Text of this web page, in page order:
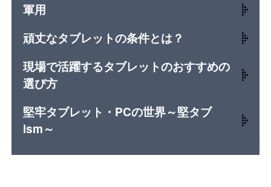
軍用
頑丈なタブレットの条件とは？
現場で活躍するタブレットのおすすめの
選び方
堅牢タブレット・PCの世界～堅タブ
ism～